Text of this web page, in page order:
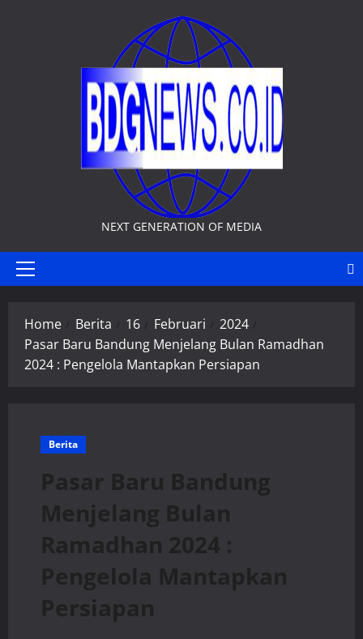
NEXT GENERATION OF MEDIA
Primary
Home Berita 16 Februari
2024
Pasar Baru Bandung Menjelang Bulan Ramadhan
2024 : Pengelola Mantapkan Persiapan
Berita
Pasar Baru Bandung
Menjelang Bulan
Ramadhan 2024 :
Pengelola Mantapkan
Persiapan